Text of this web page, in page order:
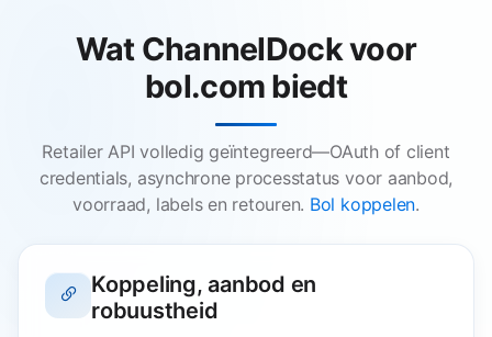
Wat ChannelDock voor
bol.com biedt
Retailer API volledig geïntegreerd—OAuth of client
credentials, asynchrone processtatus voor aanbod,
voorraad, labels en retouren. Bol koppelen.
Koppeling, aanbod en
robuustheid